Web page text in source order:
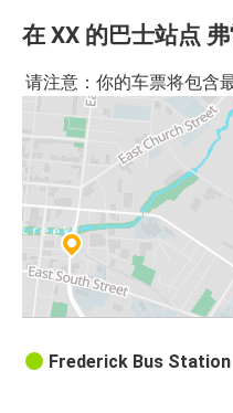
在 XX 的巴士站点
请注意：你的车票将包含
Frederick Bus Station